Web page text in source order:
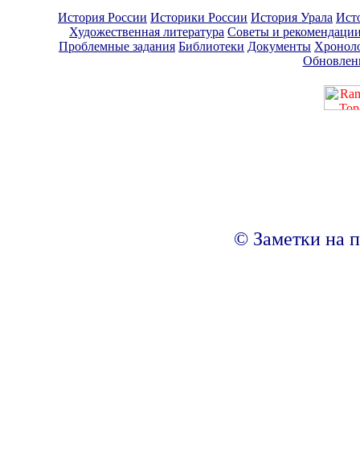
История России Историки России История Урала
Художественная литература Советы и
Проблемные задания Библиотеки Документы
© Заметки на